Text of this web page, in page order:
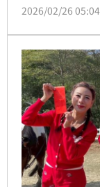
將應援，回到
2026/02/26 05:04